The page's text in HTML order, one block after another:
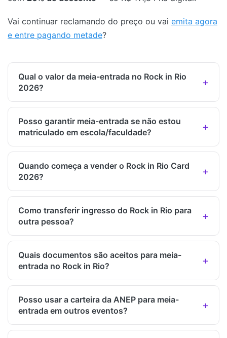
Vai continuar reclamando do preço ou vai emita agora
e entre pagando metade?
Qual o valor da meia-entrada no Rock in Rio
2026?
Posso garantir meia-entrada se não estou
matriculado em escola/faculdade?
Quando começa a vender o Rock in Rio Card
2026?
Como transferir ingresso do Rock in Rio para
outra pessoa?
Quais documentos são aceitos para meia-
entrada no Rock in Rio?
Posso usar a carteira da ANEP para meia-
entrada em outros eventos?